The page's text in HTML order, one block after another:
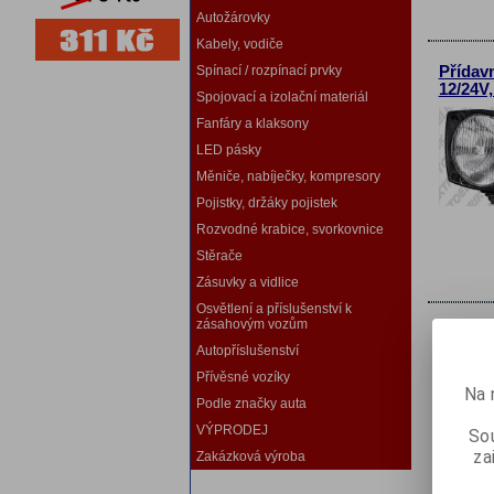
Autožárovky
Kabely, vodiče
Spínací / rozpínací prvky
Spojovací a izolační materiál
Fanfáry a klaksony
LED pásky
Měniče, nabíječky, kompresory
Pojistky, držáky pojistek
Rozvodné krabice, svorkovnice
Stěrače
Zásuvky a vidlice
Osvětlení a příslušenství k
zásahovým vozům
Autopříslušenství
Přívěsné vozíky
Podle značky auta
VÝPRODEJ
Zakázková výroba
12/
12/
Na